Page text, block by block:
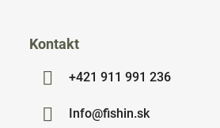
Kontakt
+421 911 991 236
Info@fishin.sk